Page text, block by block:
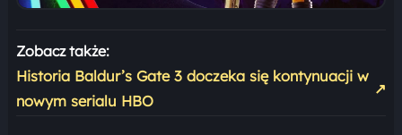
Zobacz także:
Historia Baldur’s Gate 3 doczeka się kontynuacji w
nowym serialu HBO
↗